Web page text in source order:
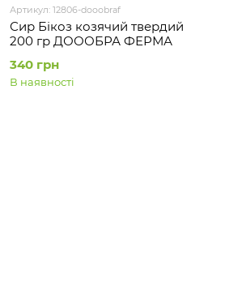
Артикул: 12806-dooobraf
Сир Бікоз козячий твердий
200 гр ДОООБРА ФЕРМА
340 грн
В наявності